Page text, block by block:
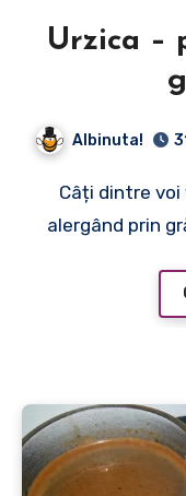
Urzica –
Albinuta!
Câți dintre voi vă amintiți de copilărie când,
alergând prin